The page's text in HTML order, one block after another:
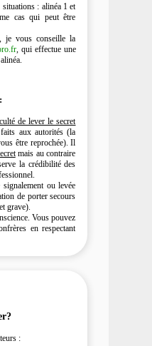
: alinéa 1 et
cas qui peut être
je vous conseille la
, qui effectue une
de lever le secret
aux autorités (la
être reprochée). Il
mais au contraire
la crédibilité des
ou levée
de porter secours
grave).
Vous pouvez
en respectant
: